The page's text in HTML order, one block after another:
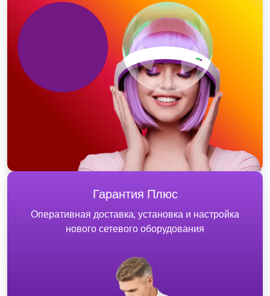
Гарантия Плюс
Оперативная доставка, установка и настройка
нового сетевого оборудования